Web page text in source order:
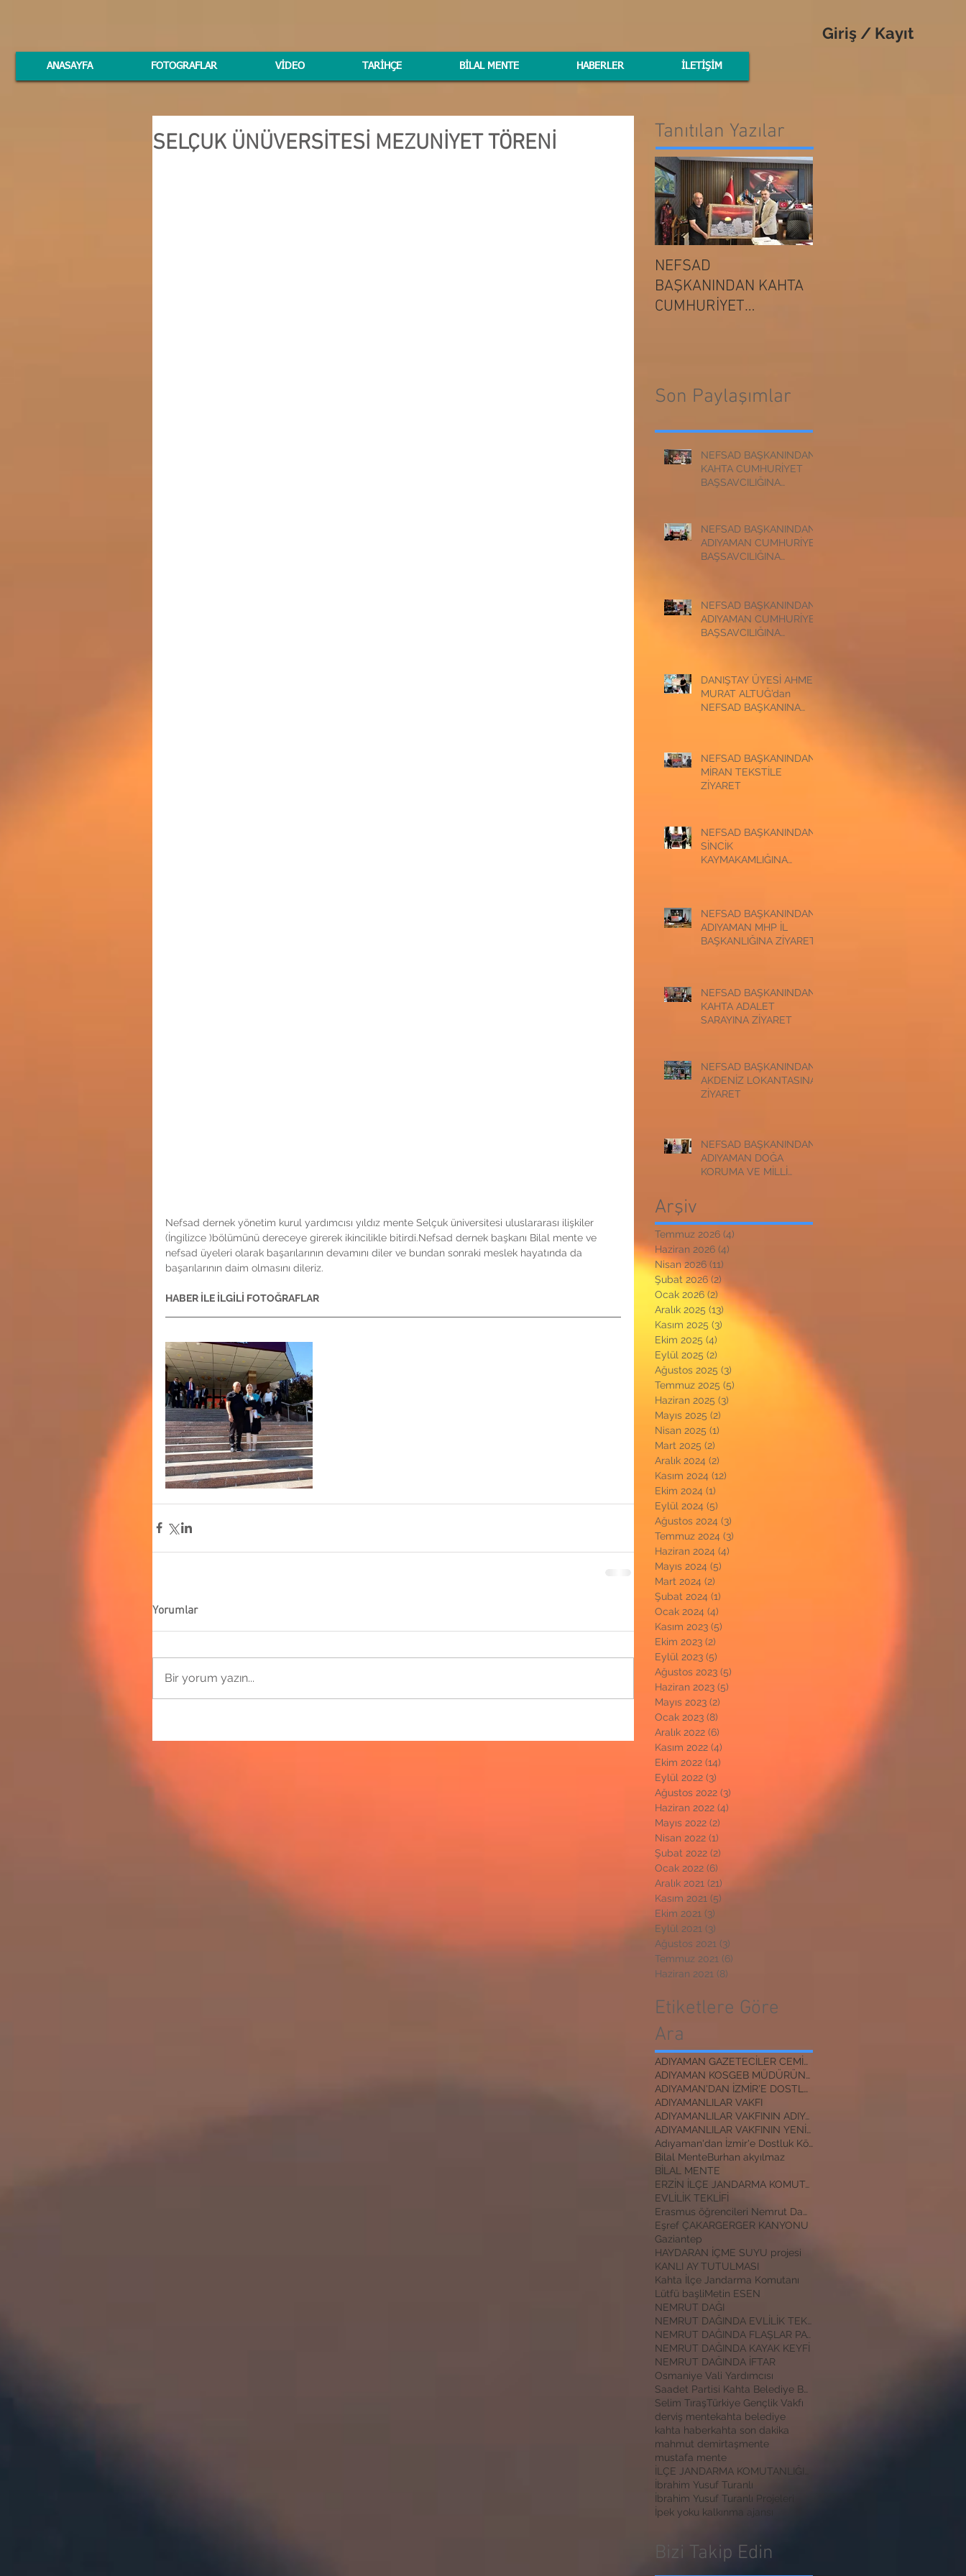
ANASAYFA FOTOGRAFLAR VİDEO TARİHÇE BİLAL MENTE HABERLER İLETİŞİM
Giriş / Kayıt
SELÇUK ÜNÜVERSİTESİ MEZUNİYET TÖRENİ
Nefsad dernek yönetim kurul yardımcısı yıldız mente Selçuk üniversitesi uluslararası ilişkiler
(İngilizce )bölümünü dereceye girerek ikincilikle bitirdi.Nefsad dernek başkanı Bilal mente ve
nefsad üyeleri olarak başarılarının devamını diler ve bundan sonraki meslek hayatında da
başarılarının daim olmasını dileriz.
HABER İLE İLGİLİ FOTOĞRAFLAR
Yorumlar
Bir yorum yazın...
Tanıtılan Yazılar
NEFSAD
BAŞKANINDAN KAHTA
CUMHURİYET
Son Paylaşımlar
NEFSAD BAŞKANINDAN
KAHTA CUMHURİYET
BAŞSAVCILIĞINA
NEFSAD BAŞKANINDAN
ADIYAMAN CUMHURİYET
BAŞSAVCILIĞINA
NEFSAD BAŞKANINDAN
ADIYAMAN CUMHURİYET
BAŞSAVCILIĞINA
DANIŞTAY ÜYESİ AHMET
MURAT ALTUĞ’dan
NEFSAD BAŞKANINA
NEFSAD BAŞKANINDAN
MİRAN TEKSTİLE
ZİYARET
NEFSAD BAŞKANINDAN
SİNCİK
KAYMAKAMLIĞINA
NEFSAD BAŞKANINDAN
ADIYAMAN MHP İL
BAŞKANLIĞINA ZİYARET
NEFSAD BAŞKANINDAN
KAHTA ADALET
SARAYINA ZİYARET
NEFSAD BAŞKANINDAN
AKDENİZ LOKANTASINA
ZİYARET
NEFSAD BAŞKANINDAN
ADIYAMAN DOĞA
KORUMA VE MİLLİ
Arşiv
Temmuz 2026 (4)
Haziran 2026 (4)
Nisan 2026 (11)
Şubat 2026 (2)
Ocak 2026 (2)
Aralık 2025 (13)
Kasım 2025 (3)
Ekim 2025 (4)
Eylül 2025 (2)
Ağustos 2025 (3)
Temmuz 2025 (5)
Haziran 2025 (3)
Mayıs 2025 (2)
Nisan 2025 (1)
Mart 2025 (2)
Aralık 2024 (2)
Kasım 2024 (12)
Ekim 2024 (1)
Eylül 2024 (5)
Ağustos 2024 (3)
Temmuz 2024 (3)
Haziran 2024 (4)
Mayıs 2024 (5)
Mart 2024 (2)
Şubat 2024 (1)
Ocak 2024 (4)
Kasım 2023 (5)
Ekim 2023 (2)
Eylül 2023 (5)
Ağustos 2023 (5)
Haziran 2023 (5)
Mayıs 2023 (2)
Ocak 2023 (8)
Aralık 2022 (6)
Kasım 2022 (4)
Ekim 2022 (14)
Eylül 2022 (3)
Ağustos 2022 (3)
Haziran 2022 (4)
Mayıs 2022 (2)
Nisan 2022 (1)
Şubat 2022 (2)
Ocak 2022 (6)
Aralık 2021 (21)
Kasım 2021 (5)
Ekim 2021 (3)
Eylül 2021 (3)
Ağustos 2021 (3)
Temmuz 2021 (6)
Haziran 2021 (8)
Etiketlere Göre
Ara
ADIYAMAN GAZETECİLER CEMİYETİ BAŞKANI
ADIYAMAN KOSGEB MÜDÜRÜNE ZİYARET
ADIYAMAN'DAN İZMİR'E DOSTLUK KÖPRÜSÜ
ADIYAMANLILAR VAKFI
ADIYAMANLILAR VAKFININ ADIYAMAN ŞUBESİ YENİ BAŞKAN
ADIYAMANLILAR VAKFININ YENİ BAŞKANI
Adıyaman'dan İzmir'e Dostluk Köprüsü
Bilal MenteBurhan akyılmaz
BİLAL MENTE
ERZİN İLÇE JANDARMA KOMUTANI
EVLİLİK TEKLİFİ
Erasmus öğrencileri Nemrut Dağı Milli Parkında
Eşref ÇAKARGERGER KANYONU
Gaziantep
HAYDARAN İÇME SUYU projesi
KANLI AY TUTULMASI
Kahta İlçe Jandarma Komutanı
Lütfü başliMetin ESEN
NEMRUT DAĞI
NEMRUT DAĞINDA FLAŞLAR PATLADI
NEMRUT DAĞINDA KAYAK KEYFİ
NEMRUT DAĞINDA İFTAR
Osmaniye Vali Yardımcısı
Selim TıraşTürkiye Gençlik Vakfı
derviş mentekahta belediye
kahta haberkahta son dakika
mahmut demirtaşmente
mustafa mente
İbrahim Yusuf Turanlı
İbrahim Yusuf Turanlı Projeleri
İpek yoku kalkınma ajansı
Bizi Takip Edin